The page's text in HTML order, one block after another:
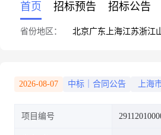
首页 招标预告 招标公告
省份地区： 北京广东 上海江苏浙江
2026-08-07 中标｜合同公告 上海
项目编号